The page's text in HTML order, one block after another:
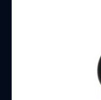
ฟีเจอร์วัดอุณหภู
ETNews สื่อเกาหลีใต้
อุณหภูมิ
ให้ Galaxy Watch 5
อาการเริ่มต้นของโควิด